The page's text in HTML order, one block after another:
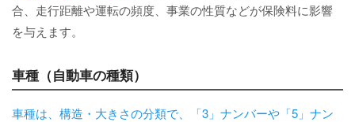
合、走行距離や運転の頻度、事業の性質などが保険料に影響
を与えます。
車種（自動車の種類）
車種は、構造・大きさの分類で、「3」ナンバーや「5」ナン